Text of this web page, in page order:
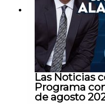
Las Noticias
Programa
de agosto